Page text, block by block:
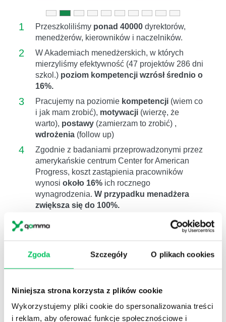
Zgoda Szczegóły O plikach cookies
Niniejsza strona korzysta z plików cookie
Wykorzystujemy pliki cookie do spersonalizowania treści
i reklam, aby oferować funkcje społecznościowe i
1 Przeszkoliliśmy ponad 40000 dyrektorów,
menedżerów, kierowników i naczelników.
2
W Akademiach menedżerskich, w których
mierzyliśmy efektywność (47 projektów 286 dni
szkol.) poziom kompetencji wzrósł średnio o
16%.
3 Pracujemy na poziomie kompetencji (wiem co
i jak mam zrobić), motywacji (wierzę, że
warto), postawy (zamierzam to zrobić) ,
wdrożenia (follow up)
4
Zgodnie z badaniami przeprowadzonymi przez
amerykańskie centrum Center for American
Progress, koszt zastąpienia pracowników
wynosi około 16% ich rocznego
wynagrodzenia. W przypadku menadżera
zwiększa się do 100%.
Ashridge
Business School
wykazało że stereotypowe
sprzedaż
nie zawsze ma pokrycie w